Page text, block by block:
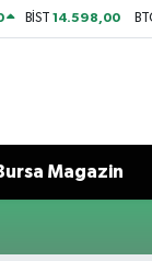
BİST14.598,00
Magazin